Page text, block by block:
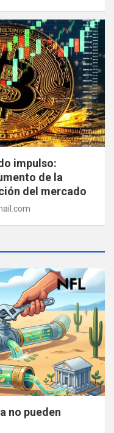
impulso:
de la
del mercado
no pueden